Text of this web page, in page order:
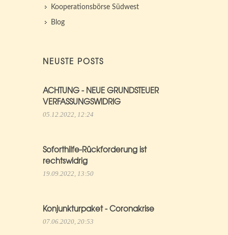
Kooperationsbörse Südwest
Blog
NEUSTE POSTS
ACHTUNG - NEUE GRUNDSTEUER
VERFASSUNGSWIDRIG
05.12.2022, 12:24
Soforthilfe-Rückforderung ist
rechtswidrig
19.09.2022, 13:50
Konjunkturpaket - Coronakrise
07.06.2020, 20:53